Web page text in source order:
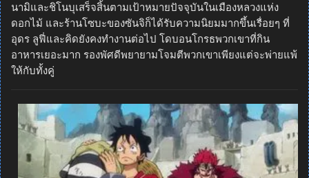
นามิและชิโนบุเสร็จสิ้นตามเป้าหมายปัจจุบันในเมืองหลวงแห่ง
ดอกไม้ และร้านโซบะของซันจิก็ได้รับความนิยมมากขึ้นเรื่อยๆ ที่
อุดร ลูฟี่และคิดยังคงทำงานต่อไป โดบอนโกรธพวกเขาที่กิน
อาหารเยอะมาก รองพัศดีพยายามโจมตีพวกเขาเพียงแต่จะพ่ายแพ้
ให้กับทั้งคู่